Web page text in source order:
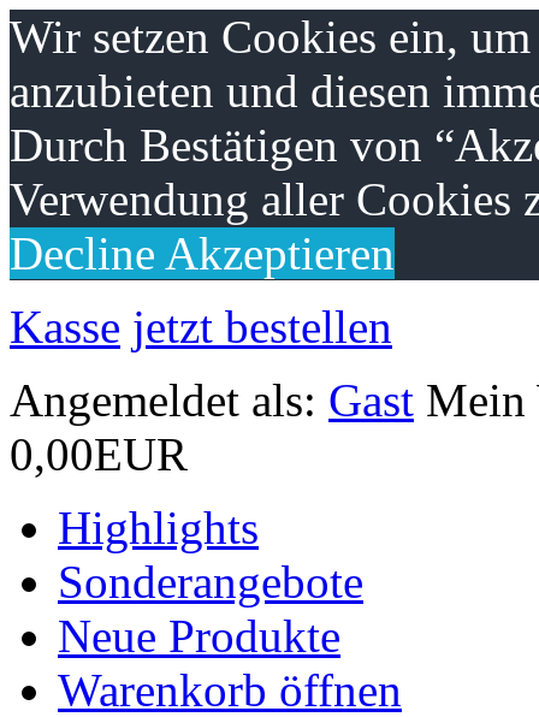
Wir setzen Cookies ein,
anzubieten und diesen
Durch Bestätigen von
Verwendung aller Cookies
Decline Akzeptieren
Kasse jetzt bestellen
Angemeldet als: Gast Mein
0,00EUR
Highlights
Sonderangebote
Neue Produkte
Warenkorb öffnen